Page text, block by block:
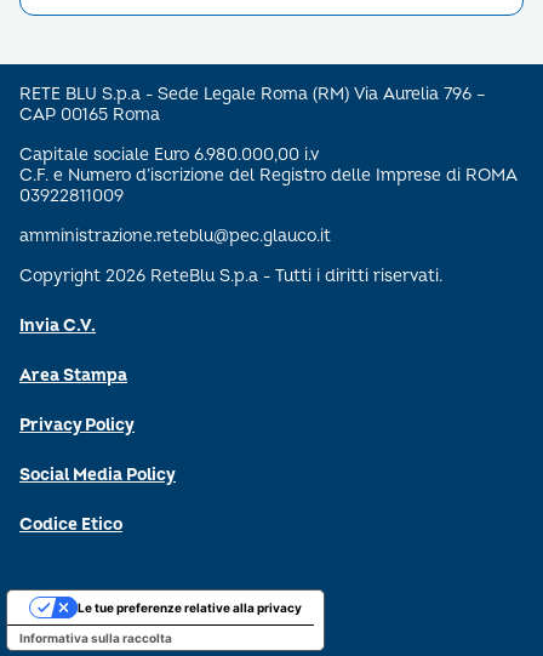
RETE BLU S.p.a - Sede Legale Roma (RM) Via Aurelia 796 –
CAP 00165 Roma
Capitale sociale Euro 6.980.000,00 i.v
C.F. e Numero d’iscrizione del Registro delle Imprese di ROMA
03922811009
amministrazione.reteblu@pec.glauco.it
Copyright 2026 ReteBlu S.p.a - Tutti i diritti riservati.
Invia C.V.
Area Stampa
Privacy Policy
Social Media Policy
Codice Etico
Informativa sulla raccolta
Le tue preferenze relative alla privacy